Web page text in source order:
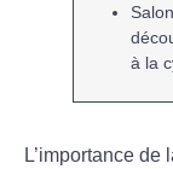
à la
L’importance de